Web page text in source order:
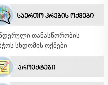
თანასწორობის
სხდომის ოქმები